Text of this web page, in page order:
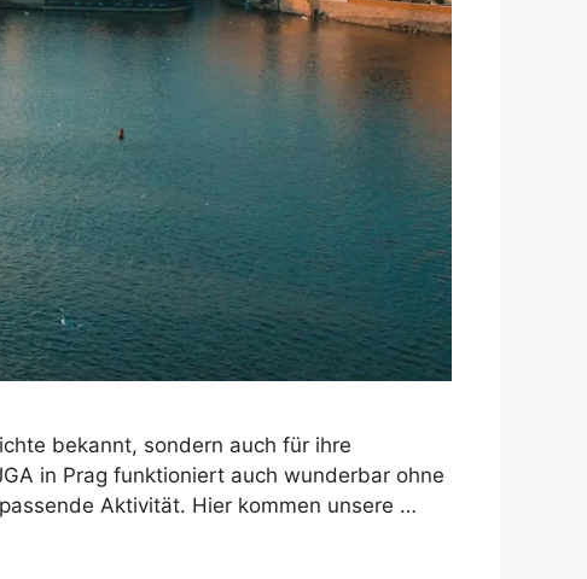
bekannt, sondern auch für ihre
in Prag funktioniert auch wunderbar ohne
Aktivität. Hier kommen unsere …